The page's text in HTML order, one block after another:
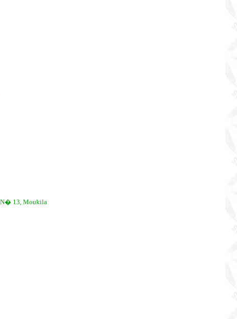
N� 13, Moukila